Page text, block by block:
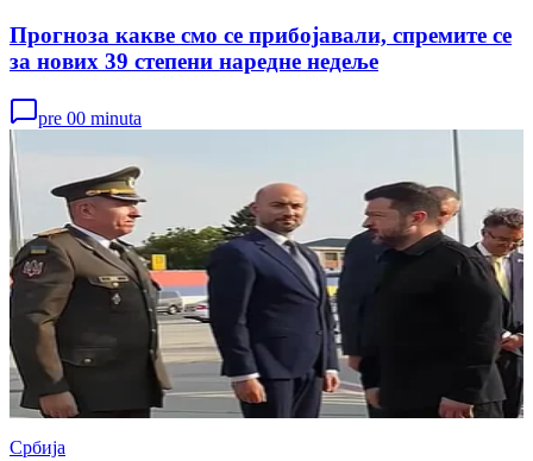
Прогноза какве смо се прибојавали, спремите се
за нових 39 степени наредне недеље
pre 00 minuta
Србија